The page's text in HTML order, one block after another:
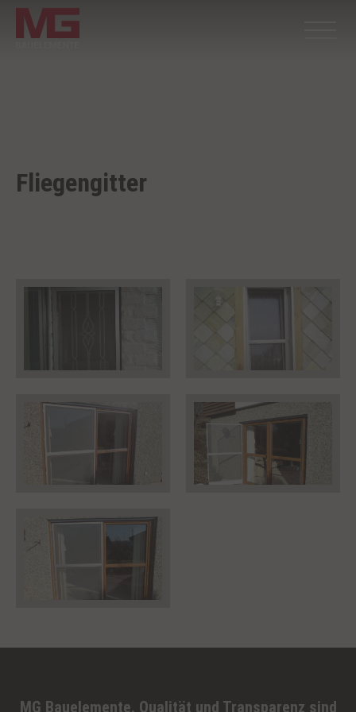
Fliegengitter
MG Bauelemente. Qualität und Transparenz sind